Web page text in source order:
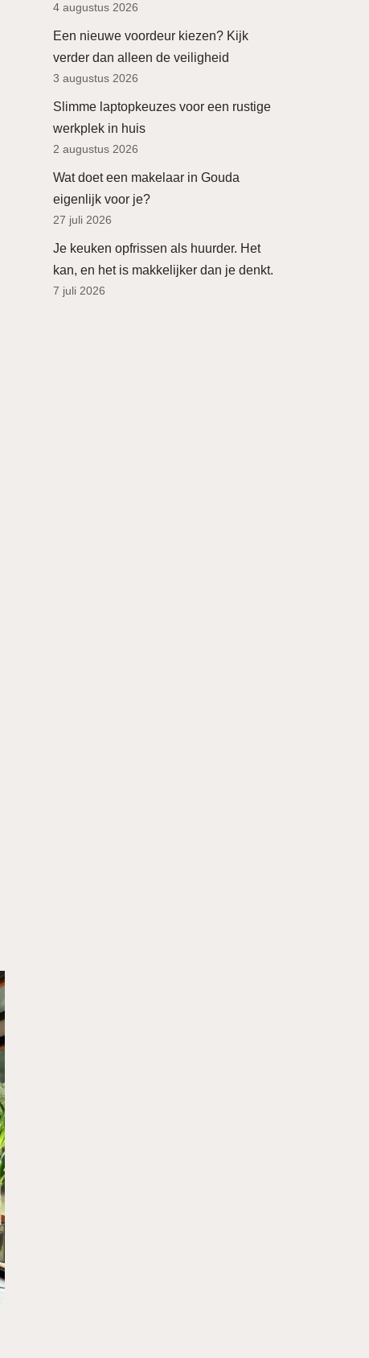
4 augustus 2026
Een nieuwe voordeur kiezen? Kijk
verder dan alleen de veiligheid
3 augustus 2026
Slimme laptopkeuzes voor een rustige
werkplek in huis
2 augustus 2026
Wat doet een makelaar in Gouda
eigenlijk voor je?
27 juli 2026
Je keuken opfrissen als huurder. Het
kan, en het is makkelijker dan je denkt.
7 juli 2026